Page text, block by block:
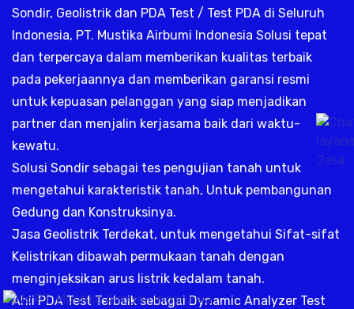
Sondir, Geolistrik dan PDA Test / Test PDA di Seluruh
Indonesia, PT. Mustika Airbumi Indonesia Solusi tepat
dan terpercaya dalam memberikan kualitas terbaik
pada pekerjaannya dan memberikan garansi resmi
untuk kepuasan pelanggan yang siap menjadikan
partner dan menjalin kerjasama baik dari waktu-
kewatu.
Solusi Sondir sebagai tes pengujian tanah untuk
mengetahui karakteristik tanah, Untuk pembangunan
Gedung dan Konstruksinya.
Jasa Geolistrik Terdekat, untuk mengetahui Sifat-sifat
Kelistrikan dibawah permukaan tanah dengan
menginjeksikan arus listrik kedalam tanah.
Ahli PDA Test Terbaik sebagai Dynamic Analyzer Test
.